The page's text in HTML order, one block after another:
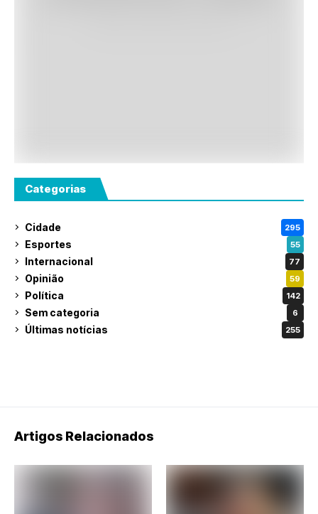
Categorias
Cidade 295
Esportes 55
Internacional 77
Opinião 59
Política 142
Sem categoria 6
Últimas notícias 255
Artigos Relacionados